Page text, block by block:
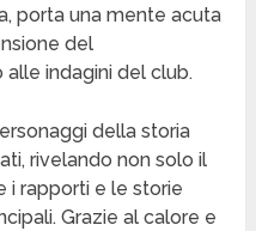
porta una mente acuta
del
indagini del club.
della storia
rivelando non solo il
i rapporti e le storie
Grazie al calore e